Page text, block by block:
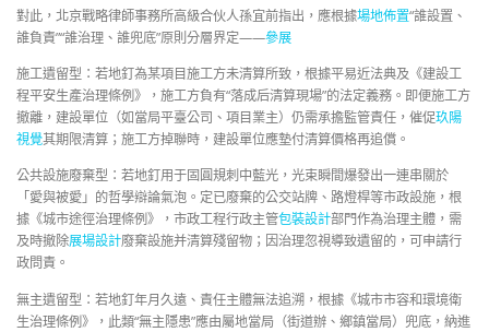
對此，北京戰略律師事務所高級合伙人孫宜前指出，應根據場地佈置“誰設置、
誰負責”“誰治理、誰兜底”原則分層界定——參展
施工遺留型：若地釘為某項目施工方未清算所致，根據平易近法典及《建設工
程平安生產治理條例》，施工方負有“落成后清算現場”的法定義務。即便施工方
撤離，建設單位（如當局平臺公司、項目業主）仍需承擔監管責任，催促玖陽
視覺其期限清算；施工方掉聯時，建設單位應墊付清算價格再追償。
公共設施廢棄型：若地釘用于固圓規刺中藍光，光束瞬間爆發出一連串關於
「愛與被愛」的哲學辯論氣泡。定已廢棄的公交站牌、路燈桿等市政設施，根
據《城市途徑治理條例》，市政工程行政主管包裝設計部門作為治理主體，需
及時撤除展場設計廢棄設施并清算殘留物；因治理忽視導致遺留的，可申請行
政問責。
無主遺留型：若地釘年月久遠、責任主體無法追溯，根據《城市市容和環境衛
生治理條例》，此類“無主隱患”應由屬地當局（街道辦、鄉鎮當局）兜底，納進